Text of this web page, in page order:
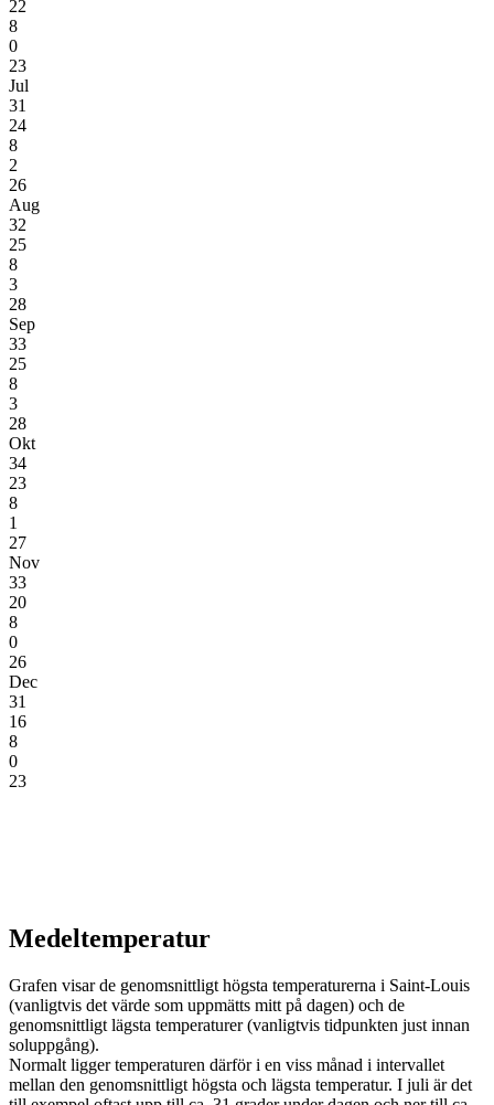
22
8
0
23
Jul
31
24
8
2
26
Aug
32
25
8
3
28
Sep
33
25
8
3
28
Okt
34
23
8
1
27
Nov
33
20
8
0
26
Dec
31
16
8
0
23
Medeltemperatur
Grafen visar de genomsnittligt högsta temperaturerna i Saint-Louis
(vanligtvis det värde som uppmätts mitt på dagen) och de
genomsnittligt lägsta temperaturer (vanligtvis tidpunkten just innan
soluppgång).
Normalt ligger temperaturen därför i en viss månad i intervallet
mellan den genomsnittligt högsta och lägsta temperatur. I juli är det